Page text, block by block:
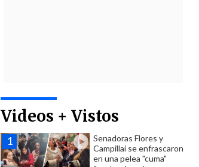
Videos + Vistos
Senadoras Flores y
Campillai se enfrascaron
en una pelea "cuma"